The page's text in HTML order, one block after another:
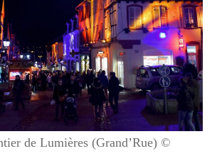
de Lumières (Grand’Rue) ©